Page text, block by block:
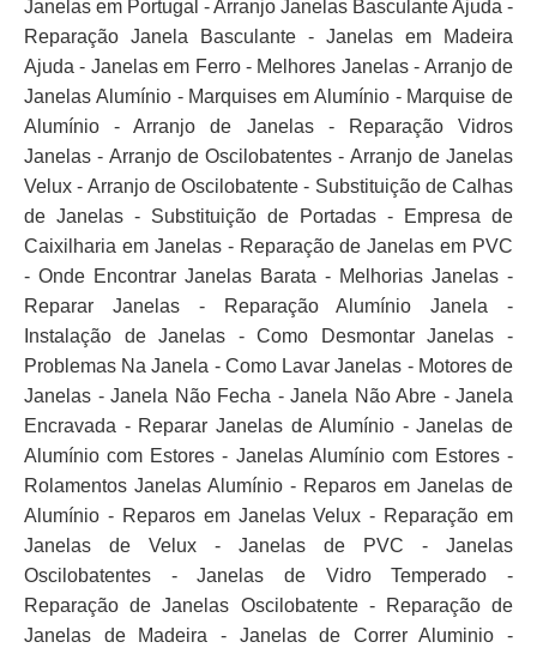
Janelas em Portugal - Arranjo Janelas Basculante Ajuda -
Reparação Janela Basculante - Janelas em Madeira
Ajuda - Janelas em Ferro - Melhores Janelas - Arranjo de
Janelas Alumínio - Marquises em Alumínio - Marquise de
Alumínio - Arranjo de Janelas - Reparação Vidros
Janelas - Arranjo de Oscilobatentes - Arranjo de Janelas
Velux - Arranjo de Oscilobatente - Substituição de Calhas
de Janelas - Substituição de Portadas - Empresa de
Caixilharia em Janelas - Reparação de Janelas em PVC
- Onde Encontrar Janelas Barata - Melhorias Janelas -
Reparar Janelas - Reparação Alumínio Janela -
Instalação de Janelas - Como Desmontar Janelas -
Problemas Na Janela - Como Lavar Janelas - Motores de
Janelas - Janela Não Fecha - Janela Não Abre - Janela
Encravada - Reparar Janelas de Alumínio - Janelas de
Alumínio com Estores - Janelas Alumínio com Estores -
Rolamentos Janelas Alumínio - Reparos em Janelas de
Alumínio - Reparos em Janelas Velux - Reparação em
Janelas de Velux - Janelas de PVC - Janelas
Oscilobatentes - Janelas de Vidro Temperado -
Reparação de Janelas Oscilobatente - Reparação de
Janelas de Madeira - Janelas de Correr Aluminio -